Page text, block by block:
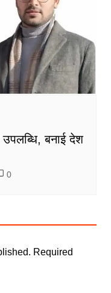
उपलब्धि, बनाई देश
0
Required